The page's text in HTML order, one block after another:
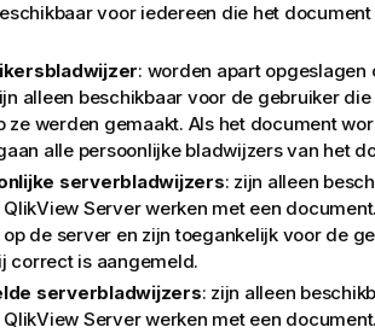
voor iedereen die het
: worden apart
alleen beschikbaar voor de gebruiker
ze werden gemaakt. Als het document
alle persoonlijke bladwijzers van het
serverbladwijzers: zijn alleen
Server werken met een
de server en zijn toegankelijk voor de
correct is aangemeld.
serverbladwijzers: zijn alleen
Server werken met een